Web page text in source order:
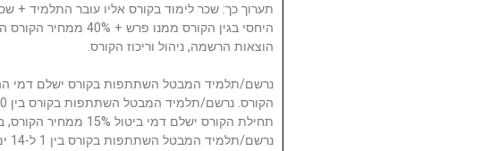
תערוך כך: שכר לימוד בקורס אליו עובר התלמיד +
היחסי בגין הקורס ממנו פרש +
הוצאות הרשמה, ניהול וריכוז הקורס.
תחילת הקורס ישלם דמי